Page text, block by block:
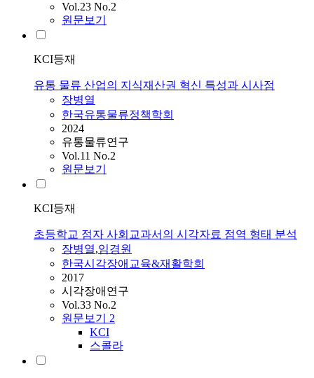
Vol.23 No.2
원문보기
KCI등재
유통 물류 산업의 지식재산권 혁신 특성과 시사점
장병열
한국유통물류정책학회
2024
유통물류연구
Vol.11 No.2
원문보기
KCI등재
초등학교 점자 사회교과서의 시각자료 점역 형태 분석
장병열,임경원
한국시각장애교육&재활학회
2017
시각장애연구
Vol.33 No.2
원문보기 2
KCI
스콜라